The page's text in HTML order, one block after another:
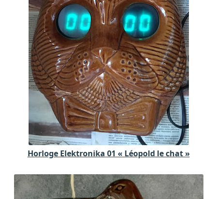
Horloge Elektronika 01 « Léopold le chat »